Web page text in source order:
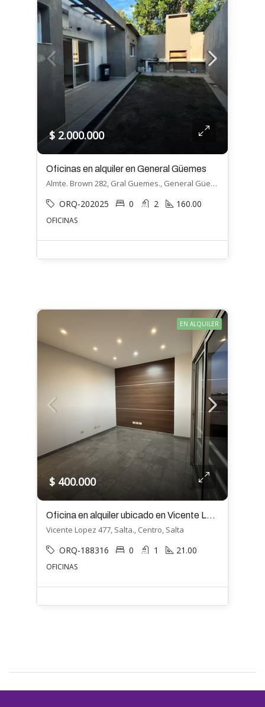
$ 2.000.000
Oficinas en alquiler en General Güemes
Almte. Brown 282, Gral Guemes., General Güemes, General Güemes
ORQ-202025 0 2 160.00
OFICINAS
EN ALQUILER
$ 400.000
Oficina en alquiler ubicado en Vicente Lopez 447
Vicente Lopez 477, Salta., Centro, Salta
ORQ-188316 0 1 21.00
OFICINAS